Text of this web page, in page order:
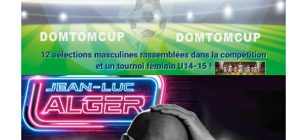
SPORT COMPÉTITIONS FOOTBALL JEUNESSE & SPORTS
Foot : la DTC 2026 approche
On03/04/2026byWebmaster2Risi